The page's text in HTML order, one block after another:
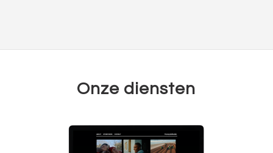
Onze diensten